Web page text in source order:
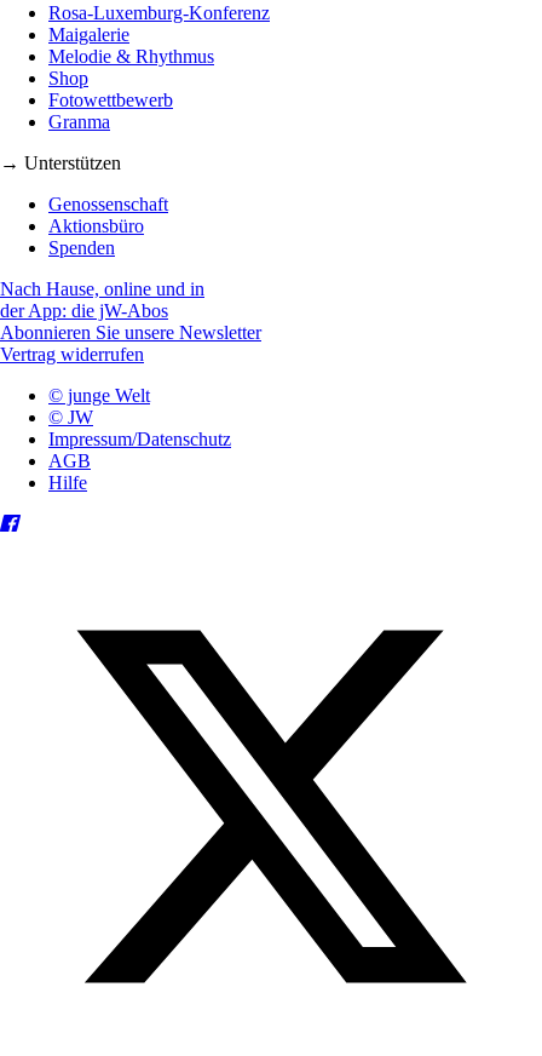
Rosa-Luxemburg-Konferenz
Maigalerie
Melodie & Rhythmus
Shop
Fotowettbewerb
Granma
→ Unterstützen
Genossenschaft
Aktionsbüro
Spenden
Nach Hause, online und in
der App: die jW-Abos
Abonnieren Sie unsere Newsletter
Vertrag widerrufen
© junge Welt
© JW
Impressum/Datenschutz
AGB
Hilfe